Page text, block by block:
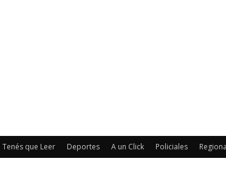
Tenés que Leer Deportes A un Click Policiales